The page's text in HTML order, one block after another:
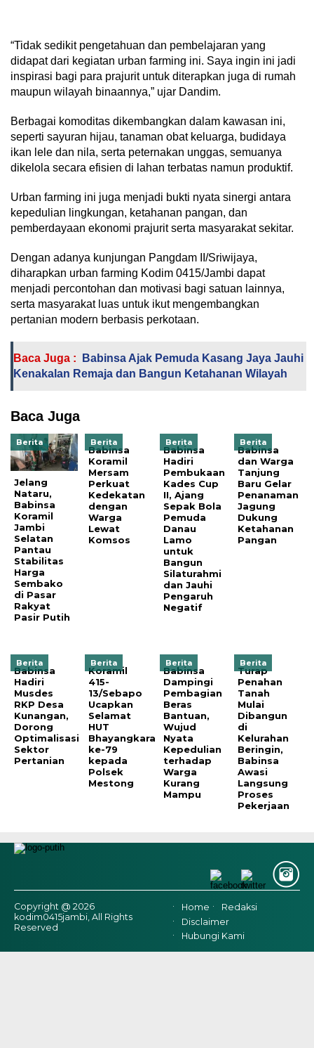
“Tidak sedikit pengetahuan dan pembelajaran yang
didapat dari kegiatan urban farming ini. Saya ingin ini jadi
inspirasi bagi para prajurit untuk diterapkan juga di rumah
maupun wilayah binaannya,” ujar Dandim.
Berbagai komoditas dikembangkan dalam kawasan ini,
seperti sayuran hijau, tanaman obat keluarga, budidaya
ikan lele dan nila, serta peternakan unggas, semuanya
dikelola secara efisien di lahan terbatas namun produktif.
Urban farming ini juga menjadi bukti nyata sinergi antara
kepedulian lingkungan, ketahanan pangan, dan
pemberdayaan ekonomi prajurit serta masyarakat sekitar.
Dengan adanya kunjungan Pangdam II/Sriwijaya,
diharapkan urban farming Kodim 0415/Jambi dapat
menjadi percontohan dan motivasi bagi satuan lainnya,
serta masyarakat luas untuk ikut mengembangkan
pertanian modern berbasis perkotaan.
Baca Juga :
Babinsa Ajak Pemuda Kasang Jaya Jauhi
Kenakalan Remaja dan Bangun Ketahanan Wilayah
Baca Juga
Berita
Jelang
Nataru,
Babinsa
Koramil
Jambi
Selatan
Pantau
Stabilitas
Harga
Sembako
di Pasar
Rakyat
Pasir Putih
Berita
Babinsa
Koramil
Mersam
Perkuat
Kedekatan
dengan
Warga
Lewat
Komsos
Berita
Babinsa
Hadiri
Pembukaan
Kades Cup
II, Ajang
Sepak Bola
Pemuda
Danau
Lamo
untuk
Bangun
Silaturahmi
dan Jauhi
Pengaruh
Negatif
Berita
Babinsa
dan Warga
Tanjung
Baru Gelar
Penanaman
Jagung
Dukung
Ketahanan
Pangan
Berita
Babinsa
Hadiri
Musdes
RKP Desa
Kunangan,
Dorong
Optimalisasi
Sektor
Pertanian
Berita
Koramil
415-
13/Sebapo
Ucapkan
Selamat
HUT
Bhayangkara
ke-79
kepada
Polsek
Mestong
Berita
Babinsa
Dampingi
Pembagian
Beras
Bantuan,
Wujud
Nyata
Kepedulian
terhadap
Warga
Kurang
Mampu
Berita
Turap
Penahan
Tanah
Mulai
Dibangun
di
Kelurahan
Beringin,
Babinsa
Awasi
Langsung
Proses
Pekerjaan
Copyright @ 2026
kodim0415jambi, All Rights
Reserved
Home
Redaksi
Disclaimer
Hubungi Kami